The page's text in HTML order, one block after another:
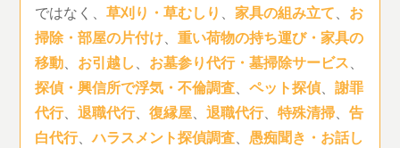
ではなく、草刈り・草むしり 、家具の組み立て、 お
掃除・部屋の片付け、重い荷物の持ち運び・家具の
移動、 お引越し、 お墓参り代行・墓掃除サービス、
探偵・興信所で浮気・不倫調査、ペット探偵、謝罪
代行、退職代行、復縁屋、退職代行、特殊清掃、告
白代行、ハラスメント探偵調査、愚痴聞き・お話し